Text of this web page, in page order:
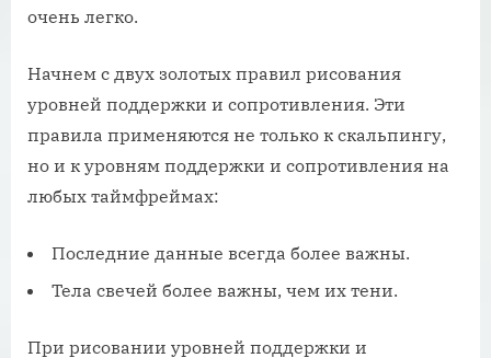
очень легко.
Начнем с двух золотых правил рисования
уровней поддержки и сопротивления. Эти
правила применяются не только к скальпингу,
но и к уровням поддержки и сопротивления на
любых таймфреймах:
Последние данные всегда более важны.
Тела свечей более важны, чем их тени.
При рисовании уровней поддержки и